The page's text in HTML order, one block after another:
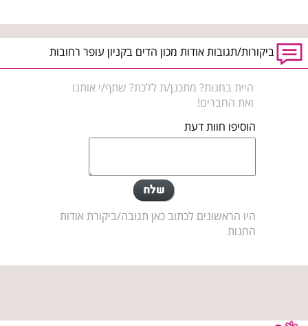
ביקורות/תגובות אודות מכון הדים בקניון עופר רחובות
היית בחנות? מתכנן/ת ללכת? שתף/י אותנו
ואת החברים!
הוסיפו חוות דעת
היו הראשונים לכתוב כאן תגובה/ביקורת אודות
החנות